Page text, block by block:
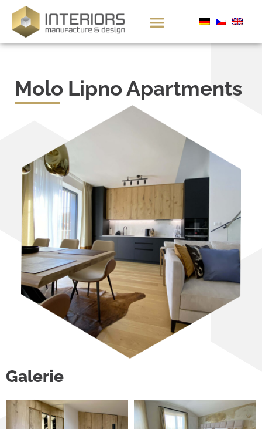
Molo Lipno Apartments
Galerie